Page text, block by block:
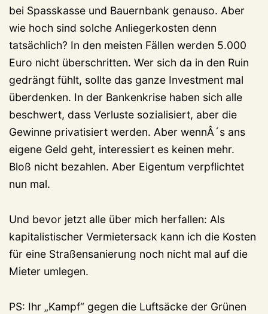
bei Spasskasse und Bauernbank genauso. Aber
wie hoch sind solche Anliegerkosten denn
tatsächlich? In den meisten Fällen werden 5.000
Euro nicht überschritten. Wer sich da in den Ruin
gedrängt fühlt, sollte das ganze Investment mal
überdenken. In der Bankenkrise haben sich alle
beschwert, dass Verluste sozialisiert, aber die
Gewinne privatisiert werden. Aber wennÂ´s ans
eigene Geld geht, interessiert es keinen mehr.
Bloß nicht bezahlen. Aber Eigentum verpflichtet
nun mal.
Und bevor jetzt alle über mich herfallen: Als
kapitalistischer Vermietersack kann ich die Kosten
für eine Straßensanierung noch nicht mal auf die
Mieter umlegen.
PS: Ihr „Kampf“ gegen die Luftsäcke der Grünen